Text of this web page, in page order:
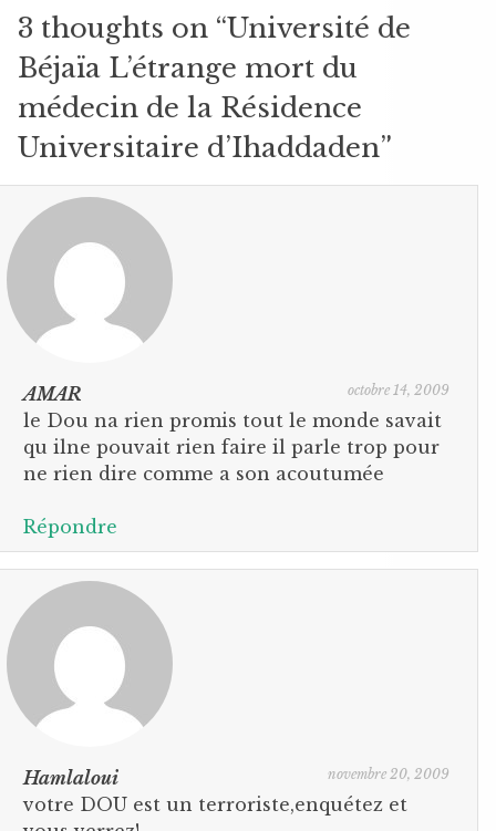
3 thoughts on “Université de
Béjaïa L’étrange mort du
médecin de la Résidence
Universitaire d’Ihaddaden”
AMAR octobre 14, 2009
le Dou na rien promis tout le monde savait
qu ilne pouvait rien faire il parle trop pour
ne rien dire comme a son acoutumée
Répondre
Hamlaloui novembre 20, 2009
votre DOU est un terroriste,enquétez et